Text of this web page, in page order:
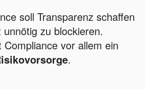
soll Transparenz schaffen
zu blockieren.
vor allem ein
.